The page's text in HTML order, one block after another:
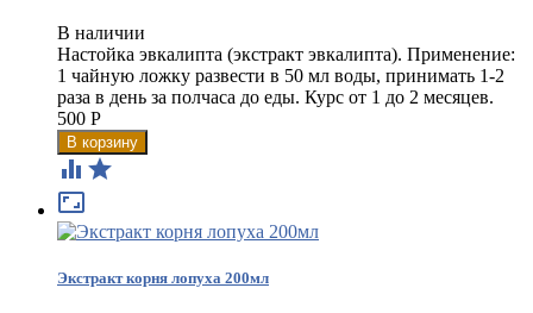
В наличии
Настойка эвкалипта (экстракт эвкалипта). Применение:
1 чайную ложку развести в 50 мл воды, принимать 1-2
раза в день за полчаса до еды. Курс от 1 до 2 месяцев.
500 Р
 

Экстракт корня лопуха 200мл